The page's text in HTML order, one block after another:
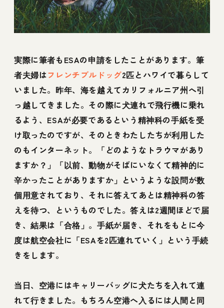
実際に筆者もESAの申請をしたことがあります。筆
者夫婦はフレンチブルドッグ2匹とハワイで暮らして
いました。昨年、海を越えてカリフォルニア州へ引
っ越してきました。その際に犬連れで飛行機に乗れ
るよう、ESAが必要であるという精神科の手紙を受
け取ったのですが、そのときわたしたちが利用した
のもインターネット。「どのようなトラウマがあり
ますか？」「以前、動物がそばにいなくて精神的に
辛かったことがありますか」というような設問が数
個用意されており、それに答えてあとは精神科の答
えを待つ、というものでした。答えは2週間ほどで届
き、結果は「合格」。手紙が届き、それをもとに今
度は航空会社に「ESAを2匹連れていく」という手続
きをします。
当日、空港にはキャリーバッグに犬たちを入れて連
れて行きました。もちろん空港へ入るには人間と同